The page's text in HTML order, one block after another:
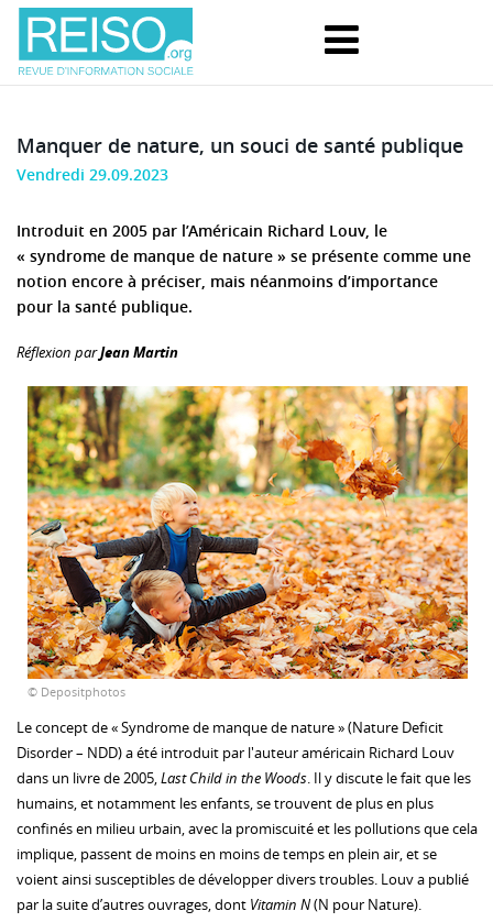
Manquer de nature, un souci de santé publique
Vendredi 29.09.2023
Introduit en 2005 par l’Américain Richard Louv, le
« syndrome de manque de nature » se présente comme une
notion encore à préciser, mais néanmoins d’importance
pour la santé publique.
Réflexion parJean Martin
© Depositphotos
Le concept de « Syndrome de manque de nature » (Nature Deficit
Disorder – NDD) a été introduit par l'auteur américain Richard Louv
dans un livre de 2005,Last Child in the Woods. Il y discute le fait que les
humains, et notamment les enfants, se trouvent de plus en plus
confinés en milieu urbain, avec la promiscuité et les pollutions que cela
implique, passent de moins en moins de temps en plein air, et se
voient ainsi susceptibles de développer divers troubles. Louv a publié
par la suite d’autres ouvrages, dont Vitamin N(N pour Nature).